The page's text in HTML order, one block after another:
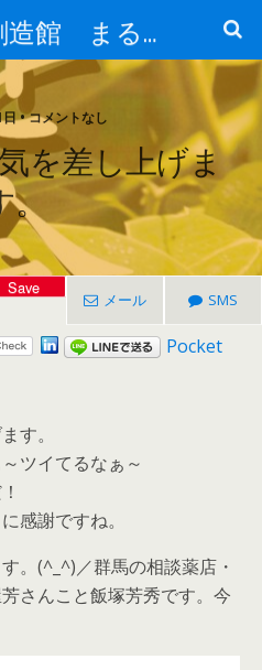
美と健康の創造館 まるとみ薬品 ぐんまの薬屋 芳さんのブログ
• コメントなし
を差し上げま
。
Save
メール SMS
Pocket
す。
ツイてるなぁ～
感謝ですね。
。(^_^)／群馬の相談薬店・
さんこと飯塚芳秀です。今